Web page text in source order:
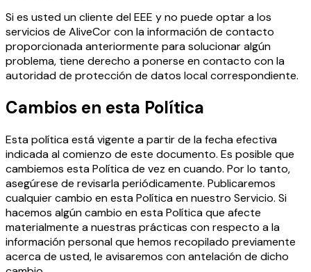
Si es usted un cliente del EEE y no puede optar a los
servicios de AliveCor con la información de contacto
proporcionada anteriormente para solucionar algún
problema, tiene derecho a ponerse en contacto con la
autoridad de protección de datos local correspondiente.
Cambios en esta Política
Esta política está vigente a partir de la fecha efectiva
indicada al comienzo de este documento. Es posible que
cambiemos esta Política de vez en cuando. Por lo tanto,
asegúrese de revisarla periódicamente. Publicaremos
cualquier cambio en esta Política en nuestro Servicio. Si
hacemos algún cambio en esta Política que afecte
materialmente a nuestras prácticas con respecto a la
información personal que hemos recopilado previamente
acerca de usted, le avisaremos con antelación de dicho